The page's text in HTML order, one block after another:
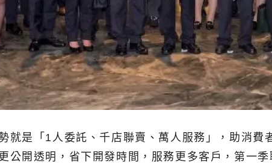
就是「1人委託、千店聯賣、萬人服務」，助消
公開透明，省下開發時間，服務更多客戶，第一